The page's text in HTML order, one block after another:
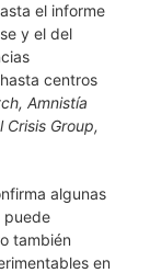
el informe
y el del
centros
Amnistía
Crisis Group,
algunas
puede
también
en